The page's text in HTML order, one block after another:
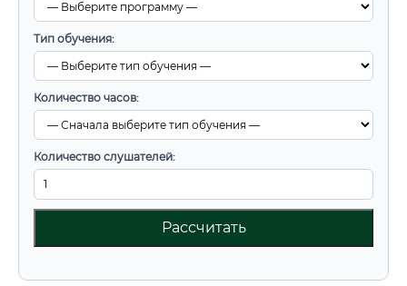
Тип обучения:
Количество часов:
Количество слушателей:
Рассчитать